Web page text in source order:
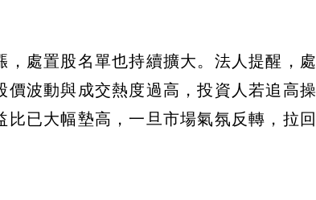
處置股名單也持續擴大。法人提醒，處
波動與成交熱度過高，投資人若追高操
已大幅墊高，一旦市場氣氛反轉，拉回